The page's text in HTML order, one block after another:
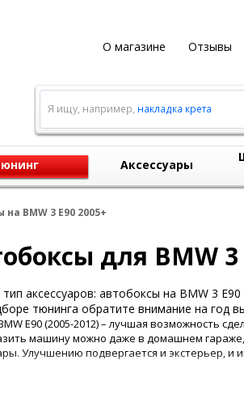
О магазине Отзывы
Я ищу, например, накладка крета
Аксессуары
BMW 3 E90 2005+
для BMW 3
аксессуаров: автобоксы на BMW 3 E90
тюнинга обратите внимание на год
E90 (2005-2012) – лучшая возможность
машину можно даже в домашнем
Улучшению подвергается и экстерьер, и